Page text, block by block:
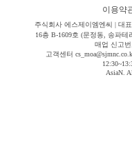
이용약
주식회사 에스제이엠엔씨 | 대
16층 B-1609호 (문정동, 송파
매업 신고번
고객센터
AsiaN.